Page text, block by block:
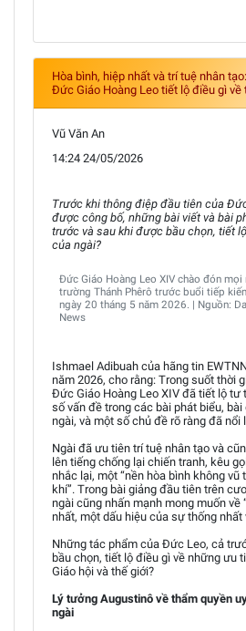
Hòa bình, hiệp nhất và trí tuệ nhân
Đức Giáo Hoàng Leo tiết lộ điều gì về
Vũ Văn An
14:24 24/05/2026
Trước khi thông điệp đầu tiên của
được công bố, những bài viết và bài
trước và sau khi được bầu chọn, tiết
của ngài?
Đức Giáo Hoàng Leo XIV chào đón mọi
trường Thánh Phêrô trước buổi tiếp
ngày 20 tháng 5 năm 2026. | Nguồn:
News
Ishmael Adibuah của hãng tin
năm 2026, cho rằng: Trong suốt thời
Đức Giáo Hoàng Leo XIV đã tiết lộ tư
số vấn đề trong các bài phát biểu,
ngài, và một số chủ đề rõ ràng đã nổi
Ngài đã ưu tiên trí tuệ nhân tạo và
lên tiếng chống lại chiến tranh, kêu
nhắc lại, một “nền hòa bình không vũ
khí”. Trong bài giảng đầu tiên trên
ngài cũng nhấn mạnh mong muốn về
nhất, một dấu hiệu của sự thống nhất
Những tác phẩm của Đức Leo, cả
bầu chọn, tiết lộ điều gì về những ưu
Giáo hội và thế giới?
Lý tưởng Augustinô về thẩm quyền
ngài